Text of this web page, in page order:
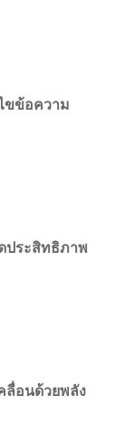
ขข้อความ
ประสิทธิภาพ
ลื่อนด้วยพลัง